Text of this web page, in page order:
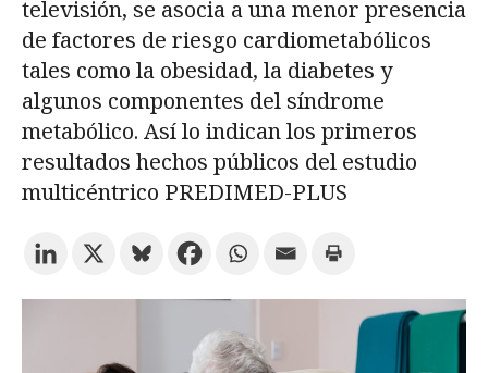
Suscríbete a los boletines electrónicos de la URV
ESPAÑOL CATALÀ ENGLISH
televisión, se asocia a una menor presencia
de factores de riesgo cardiometabólicos
tales como la obesidad, la diabetes y
algunos componentes del síndrome
metabólico. Así lo indican los primeros
resultados hechos públicos del estudio
multicéntrico PREDIMED-PLUS